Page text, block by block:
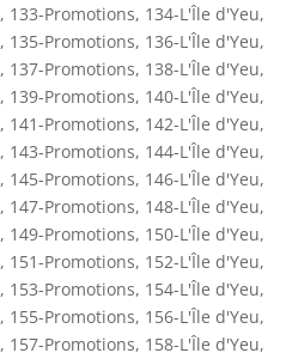
, 133-Promotions, 134-L'Île d'Yeu,
, 135-Promotions, 136-L'Île d'Yeu,
, 137-Promotions, 138-L'Île d'Yeu,
, 139-Promotions, 140-L'Île d'Yeu,
, 141-Promotions, 142-L'Île d'Yeu,
, 143-Promotions, 144-L'Île d'Yeu,
, 145-Promotions, 146-L'Île d'Yeu,
, 147-Promotions, 148-L'Île d'Yeu,
, 149-Promotions, 150-L'Île d'Yeu,
, 151-Promotions, 152-L'Île d'Yeu,
, 153-Promotions, 154-L'Île d'Yeu,
, 155-Promotions, 156-L'Île d'Yeu,
, 157-Promotions, 158-L'Île d'Yeu,